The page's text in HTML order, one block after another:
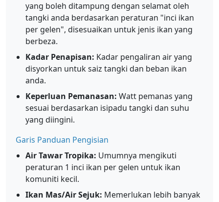
yang boleh ditampung dengan selamat oleh
tangki anda berdasarkan peraturan "inci ikan
per gelen", disesuaikan untuk jenis ikan yang
berbeza.
Kadar Penapisan: Kadar pengaliran air yang
disyorkan untuk saiz tangki dan beban ikan
anda.
Keperluan Pemanasan: Watt pemanas yang
sesuai berdasarkan isipadu tangki dan suhu
yang diingini.
Garis Panduan Pengisian
Air Tawar Tropika: Umumnya mengikuti
peraturan 1 inci ikan per gelen untuk ikan
komuniti kecil.
Ikan Mas/Air Sejuk: Memerlukan lebih banyak